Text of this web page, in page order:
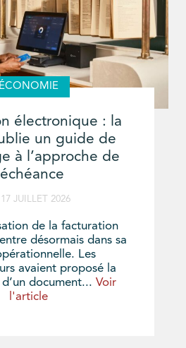
ÉCONOMIE
électronique : la
un guide de
à l’approche de
17 JUILLET 2026
de la facturation
désormais dans sa
Les
avaient proposé la
document... Voir
l'article